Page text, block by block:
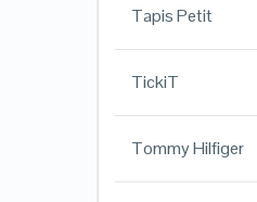
Tapis Petit
TickiT
Tommy Hilfiger